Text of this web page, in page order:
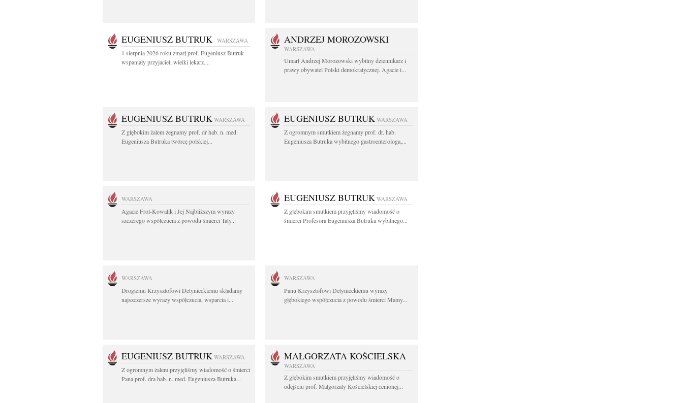
EUGENIUSZ BUTRUK WARSZAWA
1 sierpnia 2026 roku zmarł prof. Eugeniusz Butruk
wspaniały przyjaciel, wielki lekarz....
ANDRZEJ MOROZOWSKI
WARSZAWA
Umarł Andrzej Morozowski wybitny dziennikarz i
prawy obywatel Polski demokratycznej. Agacie i...
EUGENIUSZ BUTRUK WARSZAWA
Z głębokim żalem żegnamy prof. dr hab. n. med.
Eugeniusza Butruka twórcę polskiej...
EUGENIUSZ BUTRUK WARSZAWA
Z ogromnym smutkiem żegnamy prof. dr. hab.
Eugeniusza Butruka wybitnego gastroenterologa,...
WARSZAWA
Agacie Frol-Kowalik i Jej Najbliższym wyrazy
szczerego współczucia z powodu śmierci Taty...
EUGENIUSZ BUTRUK WARSZAWA
Z głębokim smutkiem przyjęliśmy wiadomość o
śmierci Profesora Eugeniusza Butruka wybitnego...
WARSZAWA
Drogiemu Krzysztofowi Detynieckiemu składamy
najszczersze wyrazy współczucia, wsparcia i...
WARSZAWA
Panu Krzysztofowi Detynieckiemu wyrazy
głębokiego współczucia z powodu śmierci Mamy...
EUGENIUSZ BUTRUK WARSZAWA
Z ogromnym żalem przyjęliśmy wiadomość o śmierci
Pana prof. dra hab. n. med. Eugeniusza Butruka...
MAŁGORZATA KOŚCIELSKA
WARSZAWA
Z głębokim smutkiem przyjęliśmy wiadomość o
odejściu prof. Małgorzaty Kościelskiej cenionej...